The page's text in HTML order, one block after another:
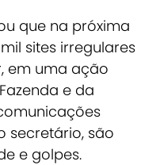
que na próxima
sites irregulares
em uma ação
e da
secretário, são
e golpes.